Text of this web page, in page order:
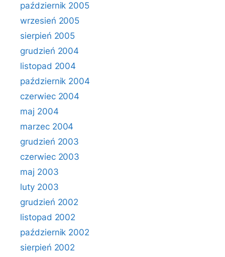
październik 2005
wrzesień 2005
sierpień 2005
grudzień 2004
listopad 2004
październik 2004
czerwiec 2004
maj 2004
marzec 2004
grudzień 2003
czerwiec 2003
maj 2003
luty 2003
grudzień 2002
listopad 2002
październik 2002
sierpień 2002